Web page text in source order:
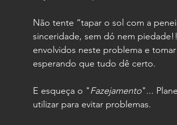
Não tente “tapar o sol com a
sinceridade, sem dó nem
envolvidos neste problema e
esperando que tudo dê certo.
E esqueça o "Fazejamento"...
utilizar para evitar problemas.